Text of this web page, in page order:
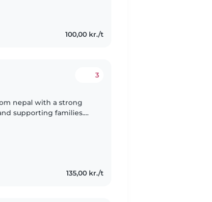
100,00 kr./t
3
nepal with a strong
supporting families.
135,00 kr./t